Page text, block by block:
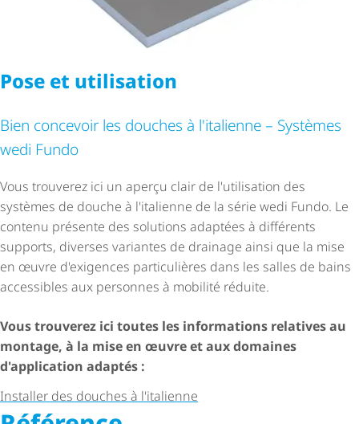
Pose et utilisation
Bien concevoir les douches à l'italienne – Systèmes
wedi Fundo
Vous trouverez ici un aperçu clair de l'utilisation des
systèmes de douche à l'italienne de la série wedi Fundo. Le
contenu présente des solutions adaptées à différents
supports, diverses variantes de drainage ainsi que la mise
en œuvre d'exigences particulières dans les salles de bains
accessibles aux personnes à mobilité réduite.
Vous trouverez ici toutes les informations relatives au
montage, à la mise en œuvre et aux domaines
d'application adaptés :
Installer des douches à l'italienne